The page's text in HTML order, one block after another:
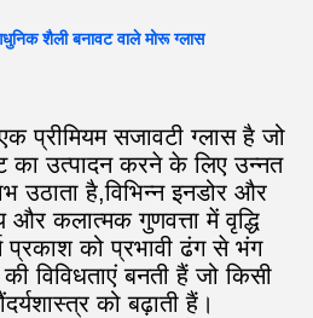
शैली बनावट वाले मोरू ग्लास
प्रीमियम सजावटी ग्लास है जो
का उत्पादन करने के लिए उन्नत
उठाता है,विभिन्न इनडोर और
कलात्मक गुणवत्ता में वृद्धि
प्रकाश को प्रभावी ढंग से भंग
विविधताएं बनती हैं जो किसी
को बढ़ाती हैं।